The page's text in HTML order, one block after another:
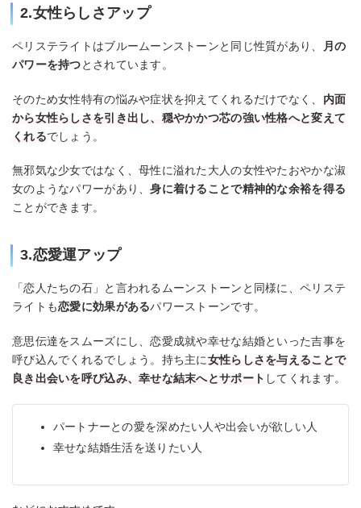
2.女性らしさアップ
ペリステライトはブルームーンストーンと同じ性質があり、
月の
パワーを持つとされています。
そのため女性特有の悩みや症状を抑えてくれるだけでなく、 内面
から女性らしさを引き出し、穏やかかつ芯の強い性格へと変えて
くれるでしょう。
無邪気な少女ではなく、母性に溢れた大人の女性やたおやかな淑
女のようなパワーがあり、身に着けることで精神的な余裕を得る
ことができます。
3.恋愛運アップ
「恋人たちの石」と言われるムーンストーンと同様に、ペリステ
ライトも恋愛に効果があるパワーストーンです。
意思伝達をスムーズにし、恋愛成就や幸せな結婚といった吉事を
呼び込んでくれるでしょう。持ち主に女性らしさを与えることで
良き出会いを呼び込み、幸せな結末へとサポート してくれます。
パートナーとの愛を深めたい人や出会いが欲しい人
幸せな結婚生活を送りたい人